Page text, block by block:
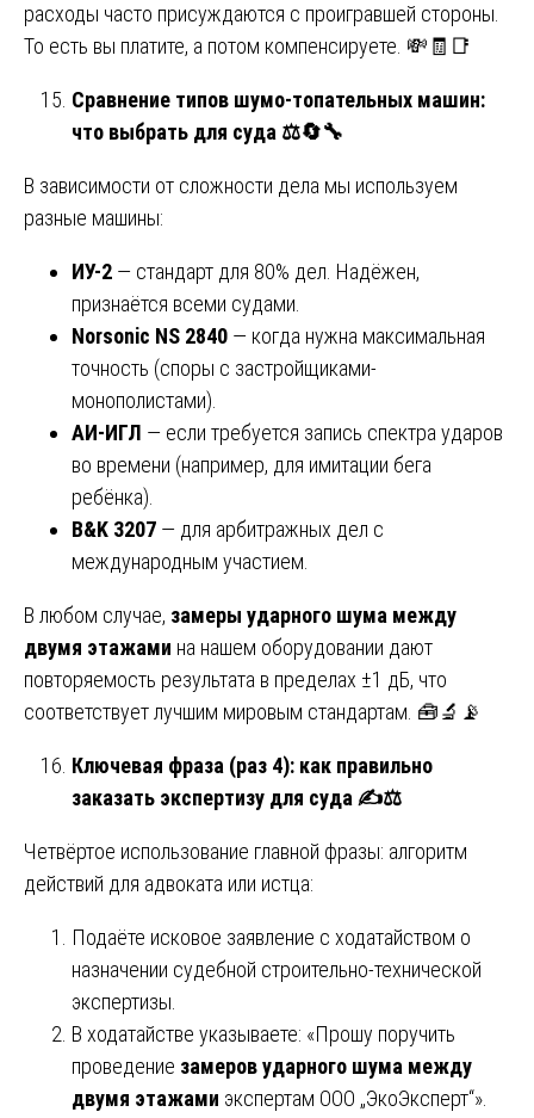
расходы часто присуждаются с проигравшей стороны.
То есть вы платите, а потом компенсируете. 💸🧾📑
Сравнение типов шумо-топательных машин:
что выбрать для суда ⚖️🔄🔧
В зависимости от сложности дела мы используем
разные машины:
ИУ-2 — стандарт для 80% дел. Надёжен,
признаётся всеми судами.
Norsonic NS 2840 — когда нужна максимальная
точность (споры с застройщиками-
монополистами).
АИ-ИГЛ — если требуется запись спектра ударов
во времени (например, для имитации бега
ребёнка).
B&K 3207 — для арбитражных дел с
международным участием.
В любом случае, замеры ударного шума между
двумя этажами на нашем оборудовании дают
повторяемость результата в пределах ±1 дБ, что
соответствует лучшим мировым стандартам. 🧰🔬📡
Ключевая фраза (раз 4): как правильно
заказать экспертизу для суда✍️⚖️
Четвёртое использование главной фразы: алгоритм
действий для адвоката или истца:
Подаёте исковое заявление с ходатайством о
назначении судебной строительно-технической
экспертизы.
В ходатайстве указываете: «Прошу поручить
проведение замеров ударного шума между
двумя этажами экспертам ООО „ЭкоЭксперт“».